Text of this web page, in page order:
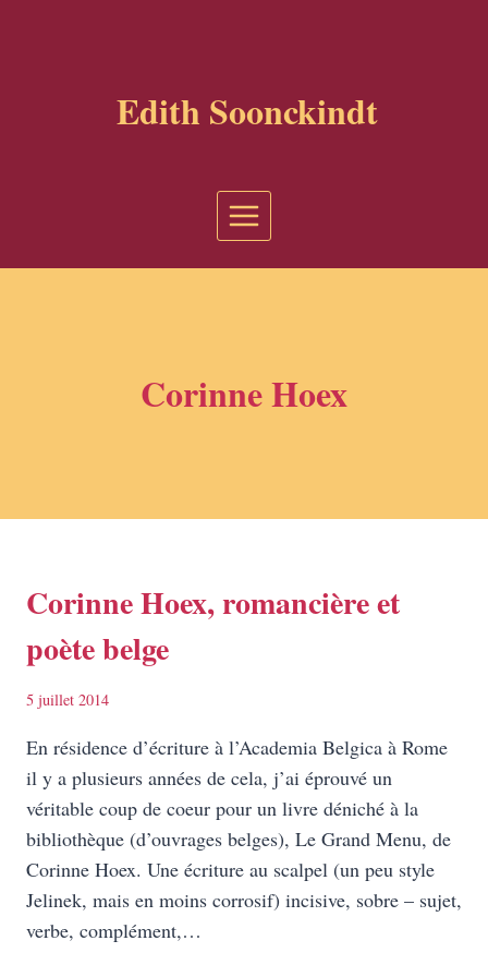
Edith Soonckindt
Corinne Hoex
Corinne Hoex, romancière et
poète belge
5 juillet 2014
En résidence d’écriture à l’Academia Belgica à Rome
il y a plusieurs années de cela, j’ai éprouvé un
véritable coup de coeur pour un livre déniché à la
bibliothèque (d’ouvrages belges), Le Grand Menu, de
Corinne Hoex. Une écriture au scalpel (un peu style
Jelinek, mais en moins corrosif) incisive, sobre – sujet,
verbe, complément,…